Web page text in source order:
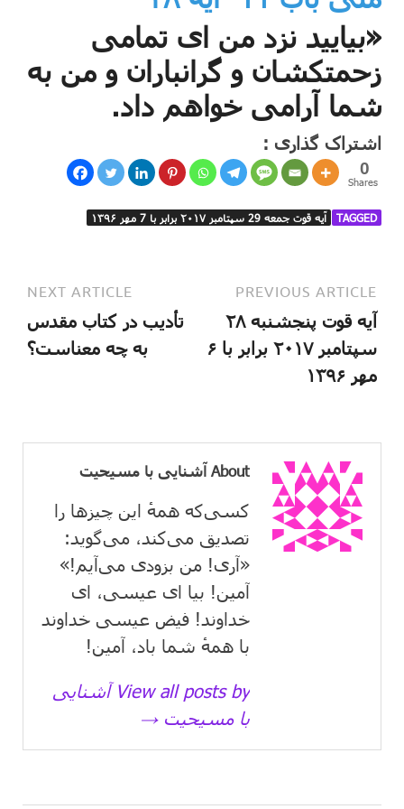
«بیایید نزد من ای تمامی
زحمتکشان و گرانباران و من به
شما آرامی خواهم داد.
اشتراک گذاری :
0
Shares
TAGGED آیه قوت جمعه 29 سپتامبر ۲۰۱۷ برابر با 7 مهر ۱۳۹۶
PREVIOUS ARTICLE
آیه قوت پنجشنبه ۲۸
سپتامبر ۲۰۱۷ برابر با ۶
مهر ۱۳۹۶
NEXT ARTICLE
تأدیب در کتاب مقدس
به چه معناست؟
About آشنایی با مسیحیت
کسی‌که همهٔ این چیزها را
تصدیق می‌كند، می‌گوید:
«آری! من بزودی می‌آیم!»
آمین! بیا ای عیسی، ای
خداوند! فیض عیسی خداوند
با همهٔ شما باد، آمین!
View all posts by آشنایی
با مسیحیت →